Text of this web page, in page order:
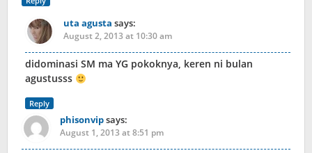
uta agusta says:
August 2, 2013 at 10:30 am
didominasi SM ma YG pokoknya, keren ni bulan
agustusss
Reply
phisonvipsays:
August 1, 2013 at 8:51 pm